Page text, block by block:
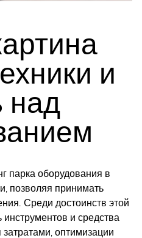
и
над
парка оборудования в
позволяя принимать
Среди достоинств этой
и средства
оптимизации